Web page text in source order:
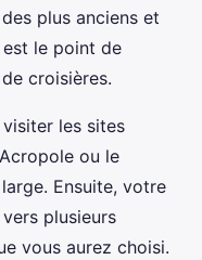
plus anciens et
le point de
croisières.
les sites
ou le
Ensuite, votre
plusieurs
vous aurez choisi.